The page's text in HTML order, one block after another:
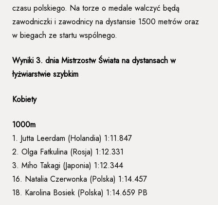
czasu polskiego. Na torze o medale walczyć będą
zawodniczki i zawodnicy na dystansie 1500 metrów oraz
w biegach ze startu wspólnego.
Wyniki 3. dnia Mistrzostw Świata na dystansach w
łyżwiarstwie szybkim
Kobiety
1000m
1. Jutta Leerdam (Holandia) 1:11.847
2. Olga Fatkulina (Rosja) 1:12.331
3. Miho Takagi (Japonia) 1:12.344
16. Natalia Czerwonka (Polska) 1:14.457
18. Karolina Bosiek (Polska) 1:14.659 PB